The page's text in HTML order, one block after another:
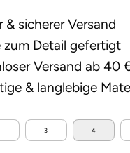
& sicherer Versand
zum Detail gefertigt
Versand ab 40
& langlebige
3 4